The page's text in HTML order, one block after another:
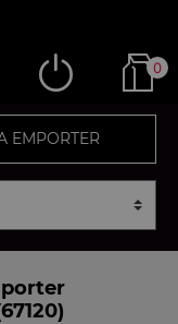
0
EMPORTER